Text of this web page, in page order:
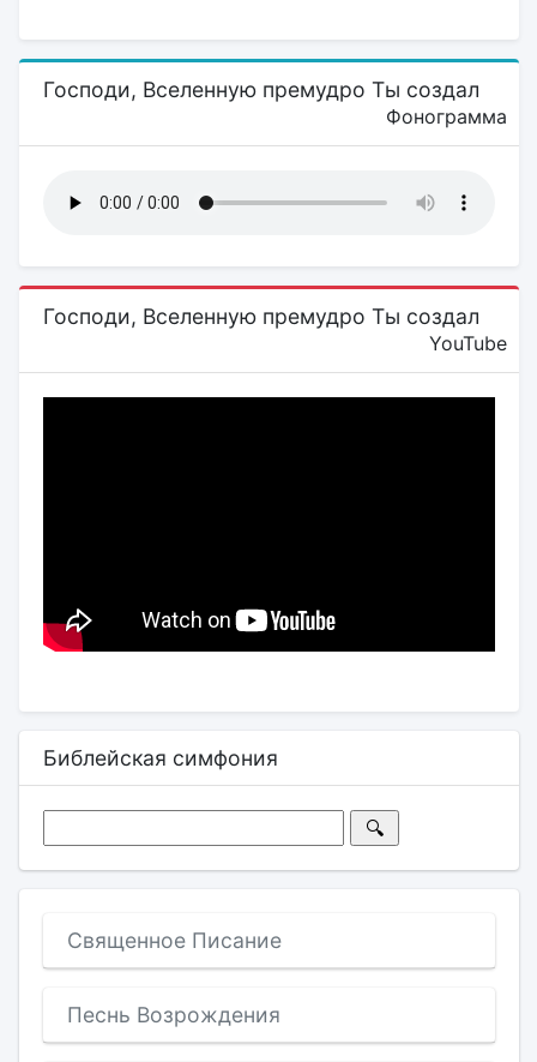
Господи, Вселенную премудро Ты создал
Фонограмма
Господи, Вселенную премудро Ты создал
YouTube
Библейская симфония
Священное Писание
Песнь Возрождения